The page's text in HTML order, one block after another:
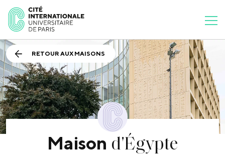
RETOUR AUX MAISONS
Maison d'Égypte